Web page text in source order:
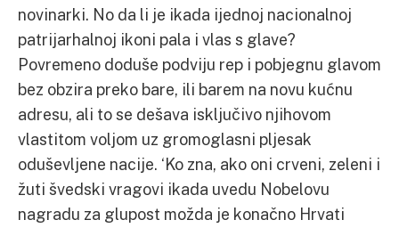
novinarki. No da li je ikada ijednoj nacionalnoj
patrijarhalnoj ikoni pala i vlas s glave?
Povremeno doduše podviju rep i pobjegnu glavom
bez obzira preko bare, ili barem na novu kućnu
adresu, ali to se dešava isključivo njihovom
vlastitom voljom uz gromoglasni pljesak
oduševljene nacije. ‘Ko zna, ako oni crveni, zeleni i
žuti švedski vragovi ikada uvedu Nobelovu
nagradu za glupost možda je konačno Hrvati